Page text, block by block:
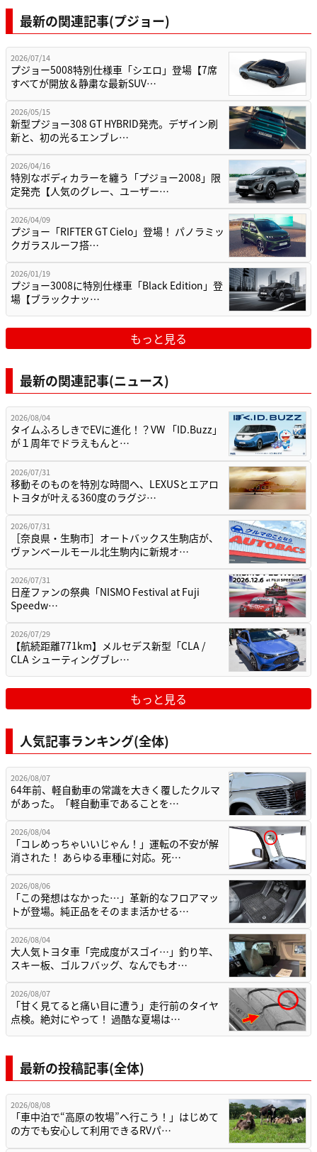
最新の関連記事(プジョー)
2026/07/14
プジョー5008特別仕様車「シエロ」登場【7席
すべてが開放＆静粛な最新SUV…
2026/05/15
新型プジョー308 GT HYBRID発売。デザイン刷
新と、初の光るエンブレ…
2026/04/16
特別なボディカラーを纏う「プジョー2008」限
定発売【人気のグレー、ユーザー…
2026/04/09
プジョー「RIFTER GT Cielo」登場！ パノラミッ
クガラスルーフ搭…
2026/01/19
プジョー3008に特別仕様車「Black Edition」登
場【ブラックナッ…
もっと見る
最新の関連記事(ニュース)
2026/08/04
タイムふろしきでEVに進化！？VW 「ID.Buzz」
が１周年でドラえもんと…
2026/07/31
移動そのものを特別な時間へ、LEXUSとエアロ
トヨタが叶える360度のラグジ…
2026/07/31
［奈良県・生駒市］オートバックス生駒店が、
ヴァンベールモール北生駒内に新規オ…
2026/07/31
日産ファンの祭典「NISMO Festival at Fuji
Speedw…
2026/07/29
【航続距離771km】メルセデス新型「CLA /
CLA シューティングブレ…
もっと見る
人気記事ランキング(全体)
2026/08/07
64年前、軽自動車の常識を大きく覆したクルマ
があった。「軽自動車であることを…
2026/08/04
「コレめっちゃいいじゃん！」運転の不安が解
消された！ あらゆる車種に対応。死…
2026/08/06
「この発想はなかった…」革新的なフロアマッ
トが登場。純正品をそのまま活かせる…
2026/08/04
大人気トヨタ車「完成度がスゴイ…」釣り竿、
スキー板、ゴルフバッグ、なんでもオ…
2026/08/07
「甘く見てると痛い目に遭う」走行前のタイヤ
点検。絶対にやって！ 過酷な夏場は…
最新の投稿記事(全体)
2026/08/08
「車中泊で“高原の牧場”へ行こう！」はじめて
の方でも安心して利用できるRVパ…